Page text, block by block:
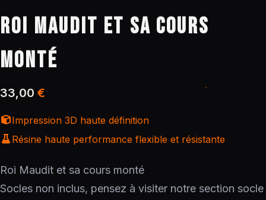
ROI MAUDIT ET SA COURS
MONTÉ
33,00 €
Impression 3D haute définition
Résine haute performance flexible et résistante
Roi Maudit et sa cours monté
Socles non inclus, pensez à visiter notre section socle